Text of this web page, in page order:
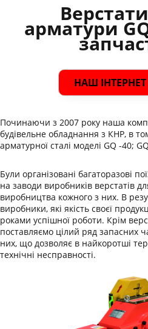
арматури
НАШ
Починаючи з 2007 року наша
будівельне обладнання з КНР, в
арматурної сталі моделі GQ -40;
Були організовані багаторазові
на заводи виробників верстатів
виробництва кожного з них. В
виробники, які якість своєї
роками успішної роботи. Крім
поставляємо цілий ряд запасних
них, що дозволяє в найкоротші
технічні несправності.